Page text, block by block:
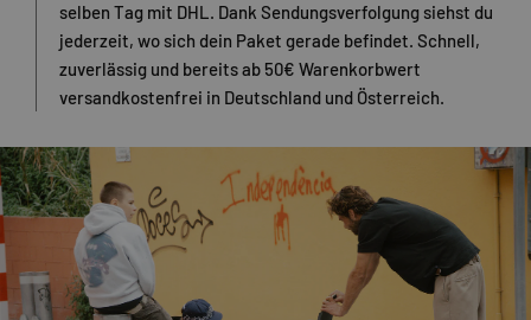
selben Tag mit DHL. Dank Sendungsverfolgung siehst du
jederzeit, wo sich dein Paket gerade befindet. Schnell,
zuverlässig und bereits ab 50€ Warenkorbwert
versandkostenfrei in Deutschland und Österreich.